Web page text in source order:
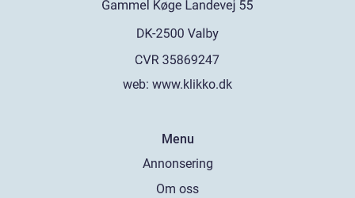
web: www.klikko.dk
Menu
Annonsering
Om oss